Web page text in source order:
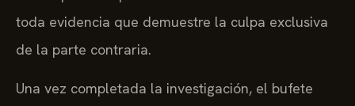
toda evidencia que demuestre la culpa exclusiva
de la parte contraria.
Una vez completada la investigación, el bufete